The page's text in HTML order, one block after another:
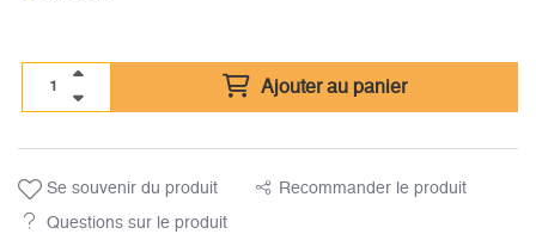
Ajouter au panier
Se souvenir du produit Recommander le produit
Questions sur le produit